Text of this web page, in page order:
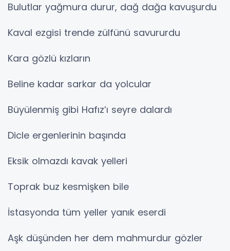
Bulutlar yağmura durur, dağ dağa kavuşurdu
Kaval ezgisi trende zülfünü savururdu
Kara gözlü kızların
Beline kadar sarkar da yolcular
Büyülenmiş gibi Hafız’ı seyre dalardı
Dicle ergenlerinin başında
Eksik olmazdı kavak yelleri
Toprak buz kesmişken bile
İstasyonda tüm yeller yanık eserdi
Aşk düşünden her dem mahmurdur gözler